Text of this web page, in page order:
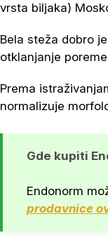
vrsta biljaka)
Bela steža dobro
otklanjanje
Prema
normalizuje
Gde kupiti
Endonorm
prodavnice